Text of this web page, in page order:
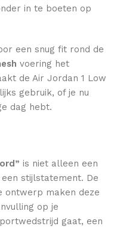
in te boeten op
een snug fit rond de
voering het
de Air Jordan 1 Low
gebruik, of je nu
dag hebt.
is niet alleen een
stijlstatement. De
ontwerp maken deze
op je
gaat, een